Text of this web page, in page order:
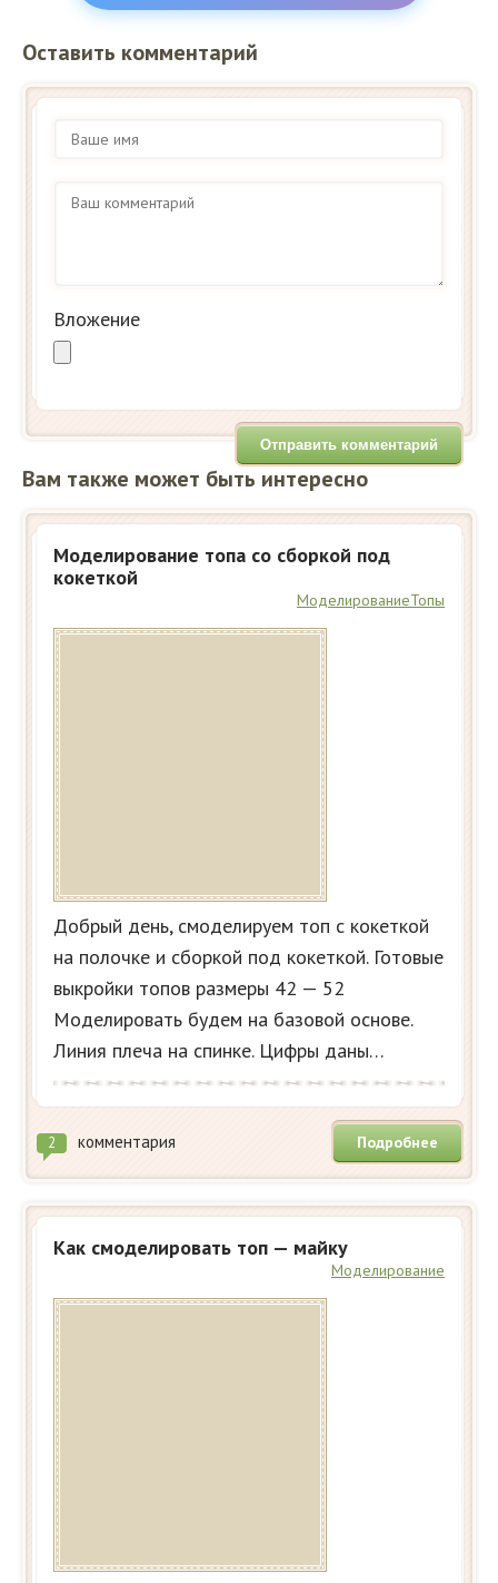
Оставить комментарий
Вложение
Вам также может быть интересно
Моделирование топа со сборкой под
кокеткой
МоделированиеТопы
Добрый день, смоделируем топ с кокеткой
на полочке и сборкой под кокеткой. Готовые
выкройки топов размеры 42 — 52
Моделировать будем на базовой основе.
Линия плеча на спинке. Цифры даны…
2 комментария Подробнее
Как смоделировать топ — майку
Моделирование